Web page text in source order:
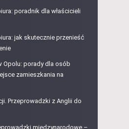
poradnik dla właścicieli
jak skutecznie przenieść
Opolu: porady dla osób
zamieszkania na
Przeprowadzki z Anglii do
międzynarodowe –